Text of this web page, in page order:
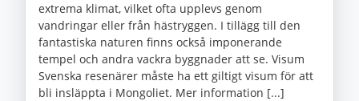
extrema klimat, vilket ofta upplevs genom
vandringar eller från hästryggen. I tillägg till den
fantastiska naturen finns också imponerande
tempel och andra vackra byggnader att se. Visum
Svenska resenärer måste ha ett giltigt visum för att
bli insläppta i Mongoliet. Mer information [...]